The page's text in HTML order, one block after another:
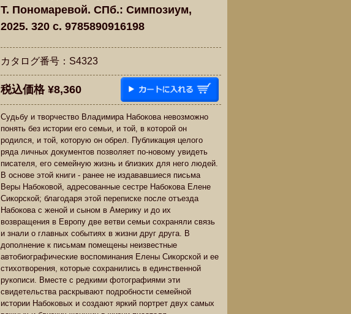
Т. Пономаревой. СПб.: Симпозиум,
2025. 320 c. 9785890916198
カタログ番号：S4323
税込価格 ¥8,360
Судьбу и творчество Владимира Набокова невозможно
понять без истории его семьи, и той, в которой он
родился, и той, которую он обрел. Публикация целого
ряда личных документов позволяет по-новому увидеть
писателя, его семейную жизнь и близких для него людей.
В основе этой книги - ранее не издававшиеся письма
Веры Набоковой, адресованные сестре Набокова Елене
Сикорской; благодаря этой переписке после отъезда
Набокова с женой и сыном в Америку и до их
возвращения в Европу две ветви семьи сохраняли связь
и знали о главных событиях в жизни друг друга. В
дополнение к письмам помещены неизвестные
автобиографические воспоминания Елены Сикорской и ее
стихотворения, которые сохранились в единственной
рукописи. Вместе с редкими фотографиями эти
свидетельства раскрывают подробности семейной
истории Набоковых и создают яркий портрет двух самых